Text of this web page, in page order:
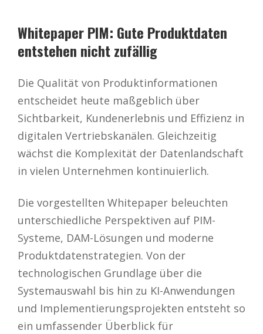
Whitepaper PIM: Gute Produktdaten
entstehen nicht zufällig
Die Qualität von Produktinformationen
entscheidet heute maßgeblich über
Sichtbarkeit, Kundenerlebnis und Effizienz in
digitalen Vertriebskanälen. Gleichzeitig
wächst die Komplexität der Datenlandschaft
in vielen Unternehmen kontinuierlich.
Die vorgestellten Whitepaper beleuchten
unterschiedliche Perspektiven auf PIM-
Systeme, DAM-Lösungen und moderne
Produktdatenstrategien. Von der
technologischen Grundlage über die
Systemauswahl bis hin zu KI-Anwendungen
und Implementierungsprojekten entsteht so
ein umfassender Überblick für